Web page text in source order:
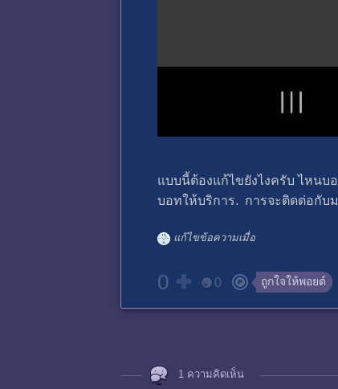
แบบนี้ต้องแก้ไขยังไงครับ ไหนบ
บอทให้บริการ. การจะติดต่อกับ
แก้ไขข้อความเมื่อ
0 0 ถูกใจให้พอยต์
1 ความคิดเห็น